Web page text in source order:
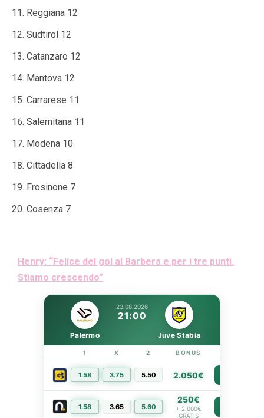
Reggiana 12
Sudtirol 12
Catanzaro 12
Mantova 12
Carrarese 11
Salernitana 11
Modena 10
Cittadella 8
Frosinone 7
Cosenza 7
Henry: “Felice del gol al Barbera e per i tre punti.
Stiamo crescendo”
23.08.2026
21:00
Palermo Juve Stabia
1 X 2 BONUS
1.58 3.75 5.50 2.050€
1.58 3.65 5.60
250€
+ 2.000€
GRATIS